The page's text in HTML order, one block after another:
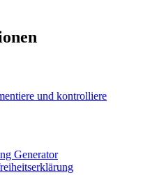
und kontrolliere
Generator